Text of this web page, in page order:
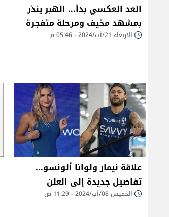
العد العكسي بدأ... الهبر ينذر
بمشهد مخيف ومرحلة متفجرة
الأربعاء 21/آب/2024 - 05:46 م
علاقة نيمار ولوانا ألونسو...
تفاصيل جديدة إلى العلن
الخميس 08/آب/2024 - 11:29 ص